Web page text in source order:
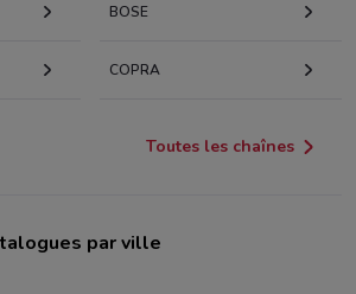
BOSE
COPRA
Toutes les chaînes
par ville